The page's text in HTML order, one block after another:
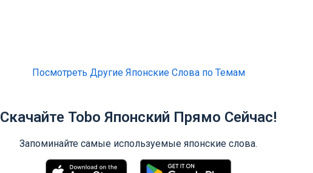
Посмотреть Другие Японские Слова по Темам
Скачайте Tobo Японский Прямо Сейчас!
Запоминайте самые используемые японские слова.